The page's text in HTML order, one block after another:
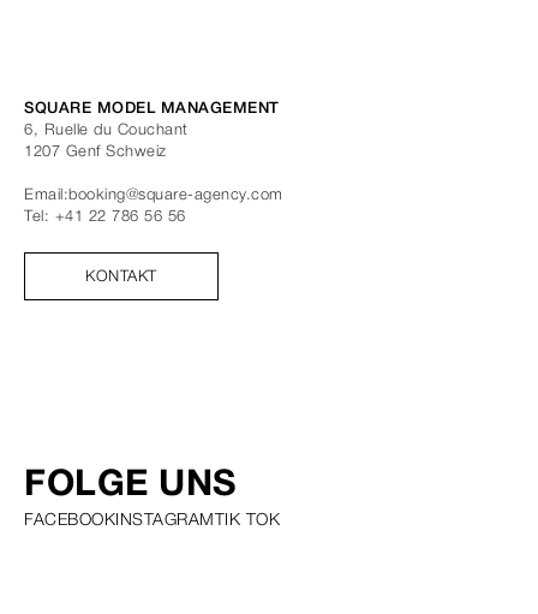
SQUARE MODEL MANAGEMENT
6, Ruelle du Couchant
1207 Genf Schweiz
Email:booking@square-agency.com
Tel: +41 22 786 56 56
KONTAKT
FOLGE UNS
FACEBOOK INSTAGRAM TIK TOK